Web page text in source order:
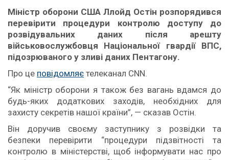
Міністр оборони США Ллойд Остін розпорядився
перевірити процедури контролю доступу до
розвідувальних даних після арешту
військовослужбовця Національної гвардії ВПС,
підозрюваного у зливі даних Пентагону.
Про це повідомляє телеканал CNN.
“Як міністр оборони я також без вагань вдамся до
будь-яких додаткових заходів, необхідних для
захисту секретів нашої країни”, — сказав Остін.
Він доручив своєму заступнику з розвідки та
безпеки перевірити “процедури підзвітності та
контролю в міністерстві, щоб інформувати нас про